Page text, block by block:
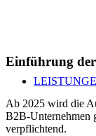
Einführung
Ab 2025 wird die
B2B-Unternehmen
verpflichtend.